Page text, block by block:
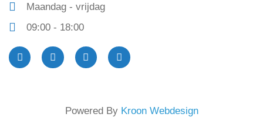
Maandag - vrijdag
09:00 - 18:00
Powered By Kroon Webdesign